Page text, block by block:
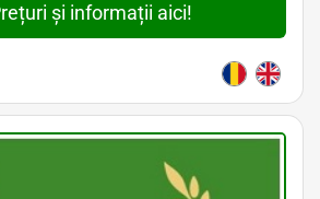
și informații aici!